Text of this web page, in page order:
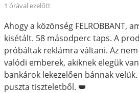
1 órával ezelőtt
Ahogy a közönség FELROBBANT,
kisétált. 58 másodperc taps. A
próbáltak reklámra váltani. Az
valódi emberek, akiknek elegük
bankárok lekezelően bánnak
puszta tiszteletből. 👑